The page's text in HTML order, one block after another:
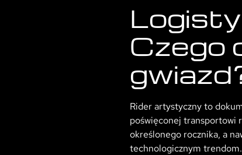
Czego
Rider artystyczny to
poświęconej transportowi
określonego rocznika, a
technologicznym